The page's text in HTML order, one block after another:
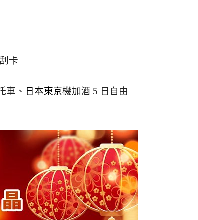
卡
車、 日本東京機加酒 5 日自由